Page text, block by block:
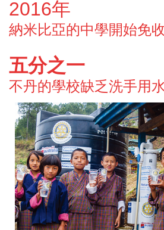
2016年
納米比亞的中學開始免
五分之一
不丹的學校缺乏洗手用